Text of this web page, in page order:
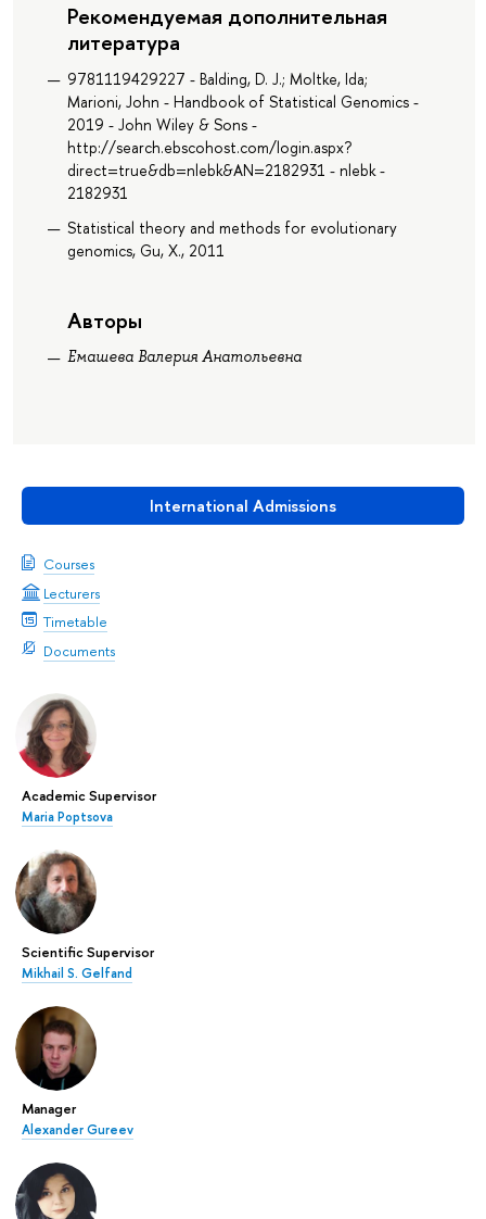
International Admissions
Courses
Lecturers
Timetable
Documents
Academic Supervisor
Maria Poptsova
Scientific Supervisor
Mikhail S. Gelfand
Manager
Alexander Gureev
Рекомендуемая дополнительная
литература
9781119429227 - Balding, D. J.; Moltke, Ida;
Marioni, John - Handbook of Statistical Genomics -
2019 - John Wiley & Sons -
http://search.ebscohost.com/login.aspx?
direct=true&db=nlebk&AN=2182931 - nlebk -
2182931
Statistical theory and methods for evolutionary
genomics, Gu, X., 2011
Авторы
Емашева Валерия Анатольевна